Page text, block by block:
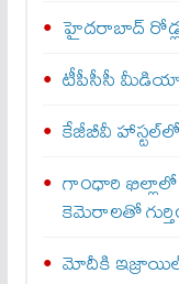
హైదరాబాద్
టీపీసీసీ మీడియా
కేజీబీవీ
గాంధారి ఖిల్లాలో
కెమెరాలతో
మోదీకి